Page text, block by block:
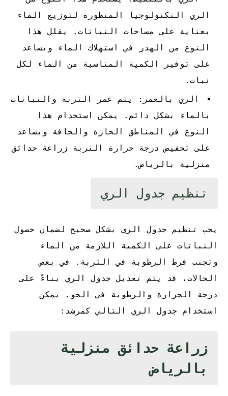
الري التكنولوجيا المتطورة لتوزيع الماء
بعناية على مساحات النباتات. يقلل هذا
النوع من الهدر في استهلاك الماء ويساعد
على توفير الكمية المناسبة من الماء لكل
نبات.
الري بالغمر: يتم غمر التربة والنباتات
بالماء بشكل دائم. يمكن استخدام هذا
النوع في المناطق الحارة والجافة ويساعد
على تخفيض درجة حرارة التربة زراعة حدائق
منزلية بالرياض.
تنظيم جدول الري
يجب تنظيم جدول الري بشكل صحيح لضمان حصول
النباتات على الكمية اللازمة من الماء
وتجنب فرط الرطوبة في التربة. في بعض
الحالات، قد يتم تعديل جدول الري بناءً على
درجة الحرارة والرطوبة في الجو. يمكن
استخدام جدول الري التالي كمرشد:
زراعة حدائق منزلية
بالرياض